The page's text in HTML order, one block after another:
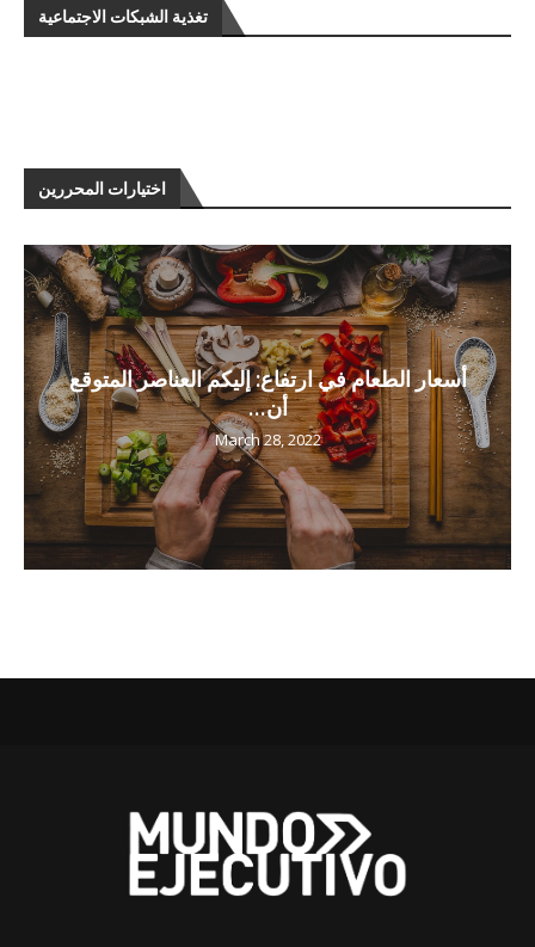
تغذية الشبكات الاجتماعية
اختيارات المحررين
أسعار الطعام في ارتفاع: إليكم العناصر المتوقع
أن...
March 28, 2022